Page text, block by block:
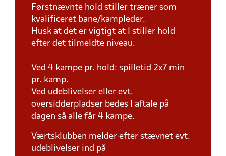
Førstnævnte hold stiller træner som
kvalificeret bane/kampleder.
Husk at det er vigtigt at I stiller hold
efter det tilmeldte niveau.
Ved 4 kampe pr. hold: spilletid 2x7 min
pr. kamp.
Ved udeblivelser eller evt.
oversidderpladser bedes I aftale på
dagen så alle får 4 kampe.
Værtsklubben melder efter stævnet evt.
udeblivelser ind på